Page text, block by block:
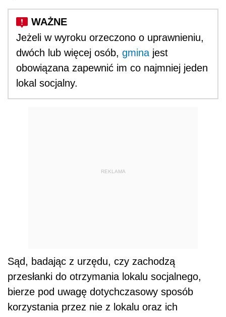
Jeżeli w wyroku orzeczono o uprawnieniu,
dwóch lub więcej osób, gmina jest
obowiązana zapewnić im co najmniej jeden
lokal socjalny.
REKLAMA
Sąd, badając z urzędu, czy zachodzą
przesłanki do otrzymania lokalu socjalnego,
bierze pod uwagę dotychczasowy sposób
korzystania przez nie z lokalu oraz ich